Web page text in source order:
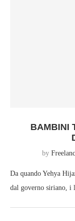
BAMBINI
by
Da quando Yehya
dal governo siriano,